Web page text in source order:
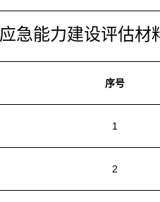
应急能力建设评估材
序号
1
2